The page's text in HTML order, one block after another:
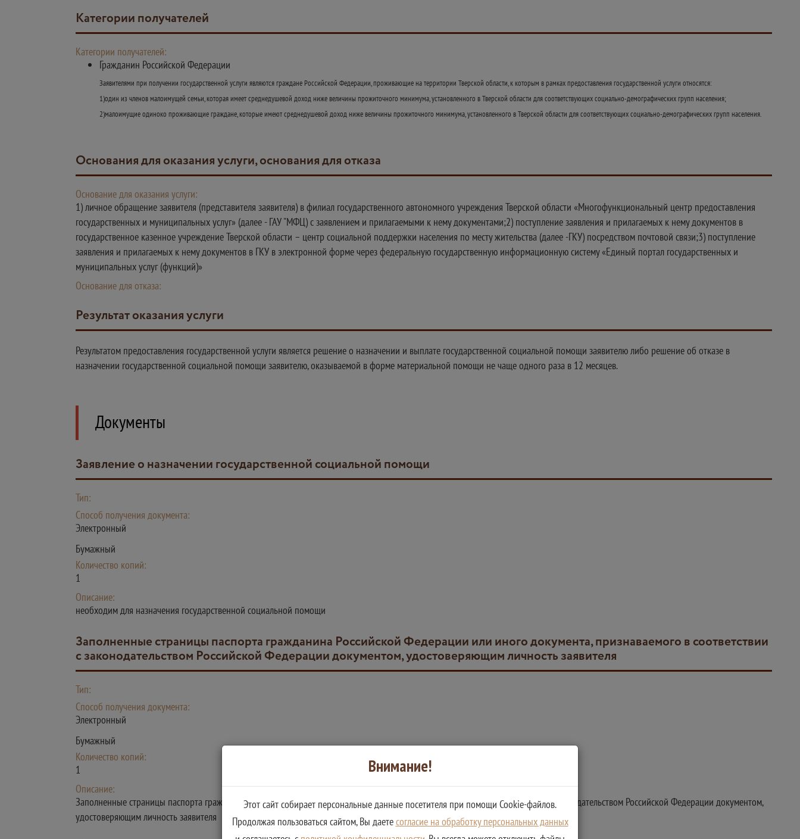
Категории получателей
Категории получателей:
Гражданин Российской Федерации
Заявителями при получении государственной услуги являются граждане Российской Федерации, проживающие на территории Тверской области, к которым в рамках предоставления государственной услуги относятся:
1)один из членов малоимущей семьи, которая имеет среднедушевой доход ниже величины прожиточного минимума, установленного в Тверской области для соответствующих социально-демографических групп населения;
2)малоимущие одиноко проживающие граждане, которые имеют среднедушевой доход ниже величины прожиточного минимума, установленного в Тверской области для соответствующих социально-демографических групп населения.
Основания для оказания услуги, основания для отказа
Основание для оказания услуги:
1) личное обращение заявителя (представителя заявителя) в филиал государственного автономного учреждения Тверской области «Многофункциональный центр предоставления
государственных и муниципальных услуг» (далее - ГАУ "МФЦ) с заявлением и прилагаемыми к нему документами;2) поступление заявления и прилагаемых к нему документов в
государственное казенное учреждение Тверской области – центр социальной поддержки населения по месту жительства (далее -ГКУ) посредством почтовой связи;3) поступление
заявления и прилагаемых к нему документов в ГКУ в электронной форме через федеральную государственную информационную систему «Единый портал государственных и
муниципальных услуг (функций)»
Основание для отказа:
Результат оказания услуги
Результатом предоставления государственной услуги является решение о назначении и выплате государственной социальной помощи заявителю либо решение об отказе в
назначении государственной социальной помощи заявителю, оказываемой в форме материальной помощи не чаще одного раза в 12 месяцев.
Документы
Заявление о назначении государственной социальной помощи
Тип:
Способ получения документа:
Электронный
Бумажный
Количество копий:
1
Описание:
необходим для назначения государственной социальной помощи
Заполненные страницы паспорта гражданина Российской Федерации или иного документа, признаваемого в соответствии
с законодательством Российской Федерации документом, удостоверяющим личность заявителя
Тип:
Способ получения документа:
Электронный
Бумажный
Количество копий:
1
Описание:
Заполненные страницы паспорта гражданина Российской Федерации или иного документа, признаваемого в соответствии с законодательством Российской Федерации документом,
удостоверяющим личность заявителя
Внимание!
Этот сайт собирает персональные данные посетителя при помощи Cookie-файлов.
Продолжая пользоваться сайтом, Вы даетесогласие на обработку персональных данных